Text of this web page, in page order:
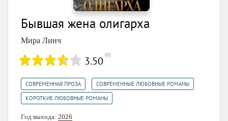
Бывшая жена олигарха
Мира Линч
3.50 (8)
СОВРЕМЕННАЯ ПРОЗА СОВРЕМЕННЫЕ ЛЮБОВНЫЕ РОМАНЫ
КОРОТКИЕ ЛЮБОВНЫЕ РОМАНЫ
Год выхода: 2026